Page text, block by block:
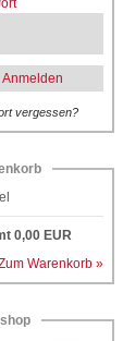
Anmelden
vergessen?
0,00 EUR
Warenkorb »